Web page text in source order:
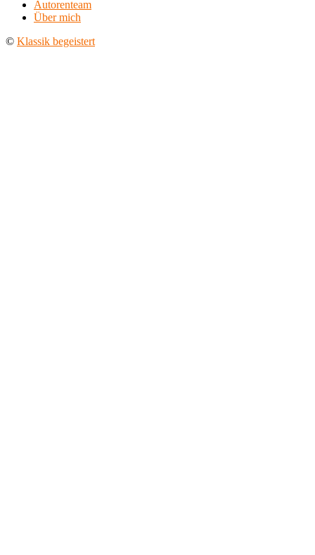
Autorenteam
Über mich
© Klassik begeistert